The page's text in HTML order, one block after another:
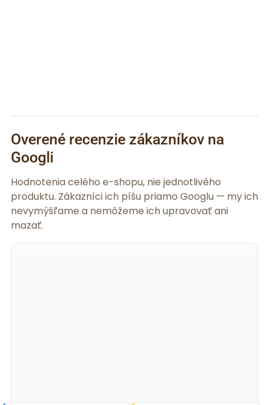
Overené recenzie zákazníkov na
Googli
Hodnotenia celého e-shopu, nie jednotlivého
produktu. Zákazníci ich píšu priamo Googlu — my ich
nevymýšľame a nemôžeme ich upravovať ani
mazať.